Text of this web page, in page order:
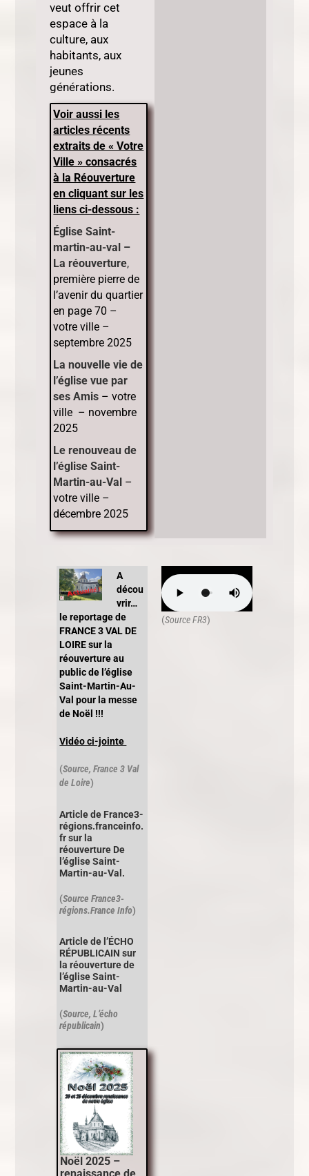
veut offrir cet
espace à la
culture, aux
habitants, aux
jeunes
générations.
Voir aussi les
articles récents
extraits de « Votre
Ville » consacrés
à la Réouverture
en cliquant sur les
liens ci-dessous :
Église Saint-
martin-au-val –
La réouverture,
première pierre de
l’avenir du quartier
en page 70 –
votre ville –
septembre 2025
La nouvelle vie de
l’église vue par
ses Amis – votre
ville – novembre
2025
Le renouveau de
l’église Saint-
Martin-au-Val –
votre ville –
décembre 2025
A
décou
vrir…
le reportage de
FRANCE 3 VAL DE
LOIRE sur la
réouverture au
public de l’église
Saint-Martin-Au-
Val pour la messe
de Noël !!!
Vidéo ci-jointe
(Source, France 3 Val
de Loire)
Article de France3-
régions.franceinfo.
fr sur la
réouverture De
l’église Saint-
Martin-au-Val.
(Source France3-
régions.France Info)
Article de l’ÉCHO
RÉPUBLICAIN sur
la réouverture de
l’église Saint-
Martin-au-Val
(Source, L’écho
républicain)
Noël 2025 –
(Source FR3)